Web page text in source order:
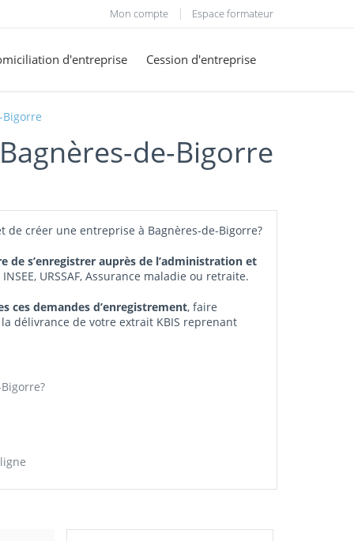
Mon compte Espace formateur
d'entreprise Cession d'entreprise
de-Bigorre
de créer une entreprise à Bagnères-de-Bigorre?
de s’enregistrer auprès de l’administration et
URSSAF, Assurance maladie ou retraite.
ces demandes d’enregistrement, faire
délivrance de votre extrait KBIS reprenant